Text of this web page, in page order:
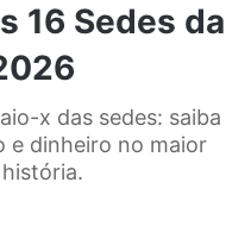
16 Sedes da
x das sedes: saiba
e dinheiro no maior